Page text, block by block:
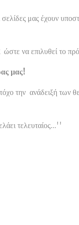
μας έχουν
ώστε να επιλυθεί το
μας!
την ανάδειξή των
τελευταίος...''